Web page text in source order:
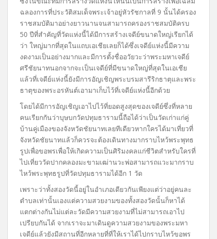
ฉลองการที่ประวัติสมเด็จพระเจ้าอยู่หัวรัชกาลที่ 9 นั้นได้ครอง
ราชสมบัติมาอย่างยาวนานจนสามารถครองราชสมบัติครบ
50 ปีที่สำคัญที่วัดแห่งนี้ได้มีการสร้างเจดีย์ขนาดใหญ่เรียกได้
ว่า ใหญ่มากที่สุดในแถบเอเชียเลยก็ได้ซึ่งเจดีย์แห่งนี้มีความ
งดงามเป็นอย่างมากและมีการตั้งชื่ออวัยวะว่าพระมหาเจดีย์
ศรีชัยนาทนอกจากจะเป็นเจดีย์ที่มีขนาดใหญ่ที่สุดในเอเชีย
แล้วที่เจดีย์แห่งนี้ยังมีการอัญเชิญพระบรมสารีริกธาตุและพระ
ธาตุของพระอรหันต์เอามาเก็บไว้ที่เจดีย์แห่งนี้อีกด้วย
โดยได้มีการอัญเชิญเอาไปไว้ที่ยอดสูงสุดของเจดีย์ซึ่งที่หลาย
คนเรียกกันว่าบุษบกวัดปทุมธารามนี้ถือได้ว่าเป็นวัดเก่าแก่คู่
บ้านคู่เมืองของจังหวัดชัยนาทเลยทีเดียวหากใครได้มาเที่ยวที่
จังหวัดชัยนาทแล้วก็ควรจะต้องเดินทางมากราบไหว้พระพุทธ
รูปเพื่อขอพรเพื่อให้เกิดความเป็นศิริมงคลแก่ชีวิตสำหรับใครที่
ไปเที่ยววัดปากคลองมะขามเฒ่านวะพ่อสามารถแวะมากราบ
ไหว้พระพุทธรูปที่วัดปทุมธารามได้อีก 1 วัด
เพราะว่าทั้งสองวัดนี้อยู่ในอำเภอเดียวกันเพียงแต่ว่าอยู่คนละ
ตำบลเท่านั้นเองแต่ความสวยงามของทั้งสองวัดนั้นก็หาได้
แตกต่างกันไม่แต่ละวัดมีความสวยงามที่ไม่สามารถเอาไป
เปรียบกันได้ จากเราจะมาเดินดูความสวยงามของพระมหา
เจดีย์แล้วยังมีสถานที่อีกหลายที่ที่ให้เราได้ไปกราบไหว้ขอพร